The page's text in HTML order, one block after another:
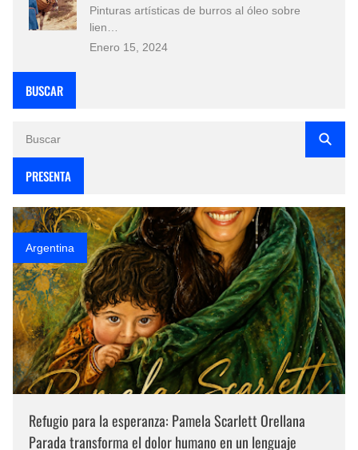
Pinturas artísticas de burros al óleo sobre
lien…
Enero 15, 2024
BUSCAR
PRESENTA
Argentina
Refugio para la esperanza: Pamela Scarlett Orellana
Parada transforma el dolor humano en un lenguaje